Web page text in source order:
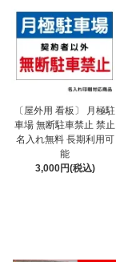
〔屋外用 看板〕 月極駐
車場 無断駐車禁止 禁止
名入れ無料 長期利用可
能
3,000円(税込)